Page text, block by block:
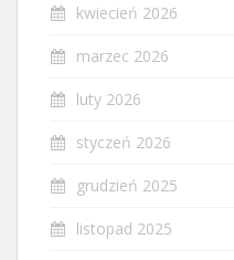
kwiecień 2026
marzec 2026
luty 2026
styczeń 2026
grudzień 2025
listopad 2025